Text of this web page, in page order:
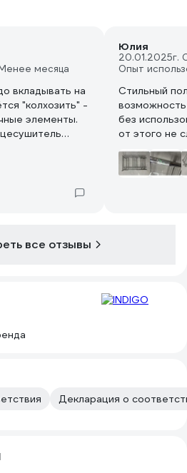
месяца
вкладывать на
"колхозить" -
элементы.
стене, что не
Юлия
20.01.2025г.
Опыт
Стильный
без
от этого не
все отзывы
Декларация о